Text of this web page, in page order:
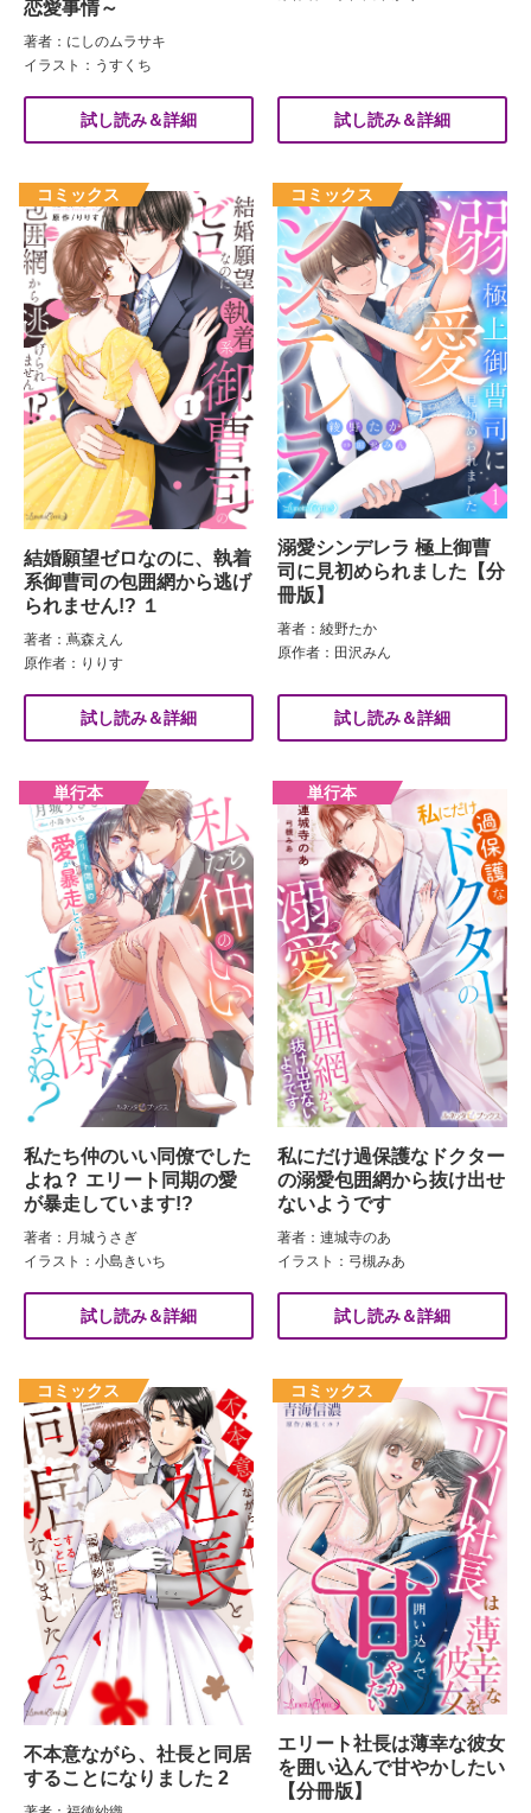
恋愛事情～
著者：にしのムラサキ
イラスト：うすくち
試し読み＆詳細 試し読み＆詳細
結婚願望ゼロなのに、執着
系御曹司の包囲網から逃げ
られません!? １
著者：蔦森えん
原作者：りりす
試し読み＆詳細
溺愛シンデレラ 極上御曹
司に見初められました【分
冊版】
著者：綾野たか
原作者：田沢みん
試し読み＆詳細
私たち仲のいい同僚でした
よね？ エリート同期の愛
が暴走しています!?
著者：月城うさぎ
イラスト：小島きいち
試し読み＆詳細
私にだけ過保護なドクター
の溺愛包囲網から抜け出せ
ないようです
著者：連城寺のあ
イラスト：弓槻みあ
試し読み＆詳細
不本意ながら、社長と同居
することになりました 2
エリート社長は薄幸な彼女
を囲い込んで甘やかしたい
【分冊版】